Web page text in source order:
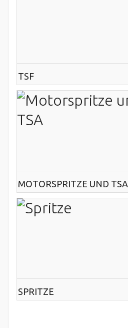
TSF
MOTORSPRITZE UND TSA
SPRITZE